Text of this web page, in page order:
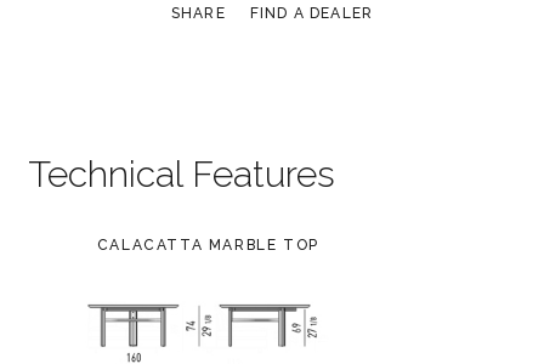
SHARE FIND A DEALER
Technical Features
CALACATTA MARBLE TOP